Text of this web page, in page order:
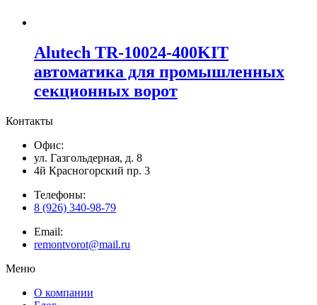
Alutech TR-10024-400KIT
автоматика для промышленных
секционных ворот
Контакты
Офис:
ул. Газгольдерная, д. 8
4й Красногорский пр. 3
Телефоны:
8 (926) 340-98-79
Email:
remontvorot@mail.ru
Меню
О компании